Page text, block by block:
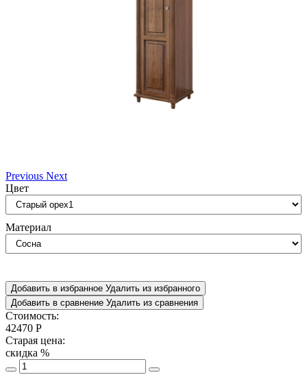
Previous Next
Цвет
Материал
Добавить в избранное Удалить из избранного
Добавить в сравнение Удалить из сравнения
Стоимость:
42470 Р
Старая цена:
скидка %